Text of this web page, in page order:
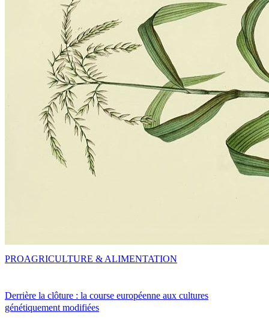
Derrière la clôture : la course européenne aux cultures
génétiquement modifiées
PROAGRICULTURE & ALIMENTATION